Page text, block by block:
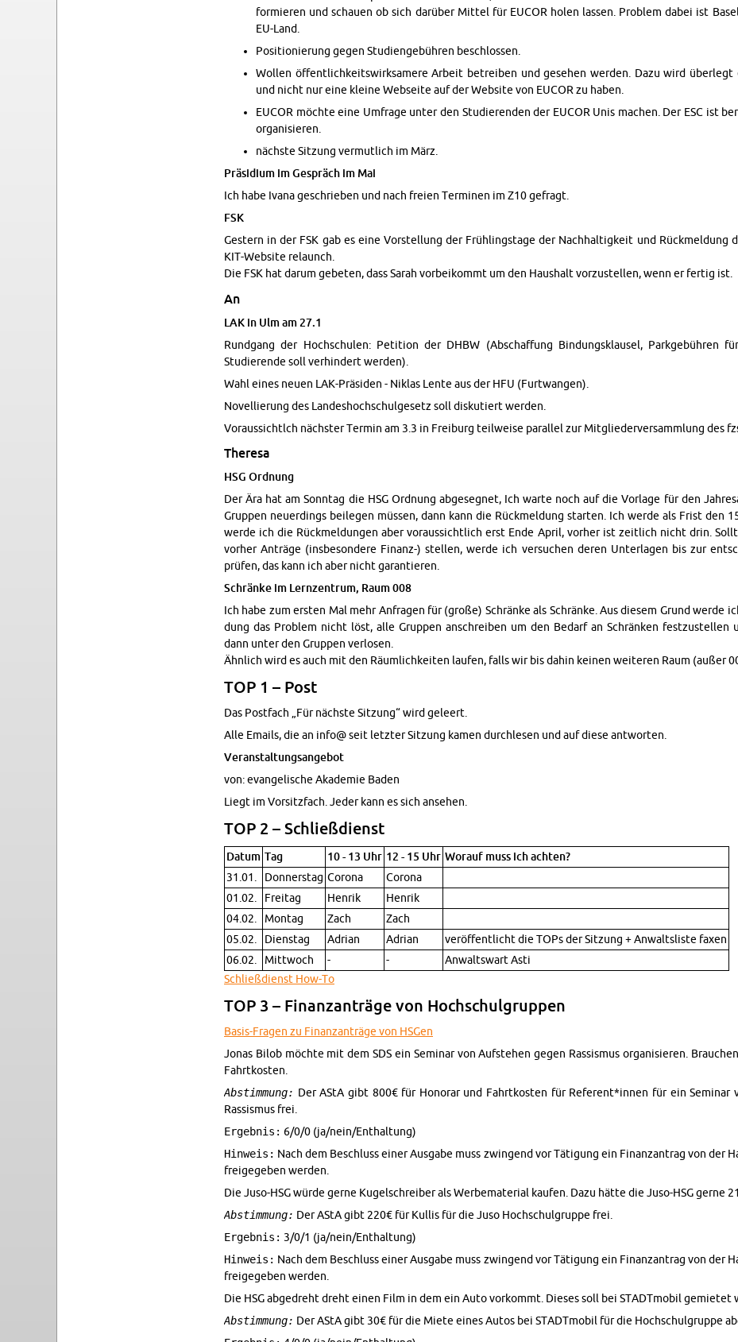
formieren und schauen ob sich darüber Mit­tel für EUCOR holen lassen. Prob­lem dabei ist
EU-Land.
Po­si­tion­ierung gegen Stu­di­engebühren beschlossen.
Wollen öffentlichkeitswirk­samere Ar­beit be­treiben und gese­hen wer­den. Dazu wird überlegt
und nicht nur eine kleine Web­seite auf der Web­site von EUCOR zu haben.
EUCOR möchte eine Um­frage unter den Studieren­den der EUCOR Unis machen. Der ESC ist
or­gan­isieren.
nächste Sitzung ver­mut­lich im März.
Präsid­ium im Gespräch im Mai
Ich habe Ivana geschrieben und nach freien Ter­mi­nen im Z10 gefragt.
FSK
Gestern in der FSK gab es eine Vorstel­lung der Frühlingstage der Nach­haltigkeit und Rück­mel­dung
KIT-Web­site re­launch.
Die FSK hat darum ge­beten, dass Sarah vor­beikommt um den Haushalt vorzustellen, wenn er fer­tig ist.
An
LAK in Ulm am 27.1
Rundgang der Hochschulen: Pe­ti­tion der DHBW (Ab­schaf­fung Bindungsklausel, Parkgebühren
Studierende soll ver­hin­dert wer­den).
Wahl eines neuen LAK-Präsiden - Niklas Lente aus der HFU (Furt­wan­gen).
Nov­el­lierung des Lan­deshochschulge­setz soll disku­tiert wer­den.
Vo­raus­sichtlch nächster Ter­min am 3.3 in Freiburg teil­weise par­al­lel zur Mit­gliederver­samm­lung des
Theresa
HSG Ord­nung
Der Ära hat am Son­ntag die HSG Ord­nung abge­seg­net, Ich warte noch auf die Vor­lage für den
Grup­pen neuerd­ings bei­le­gen müssen, dann kann die Rück­mel­dung starten. Ich werde als Frist den
werde ich die Rück­mel­dun­gen aber vo­raus­sichtlich erst Ende April, vorher ist zeitlich nicht drin.
vorher Anträge (ins­beson­dere Fi­nanz-) stellen, werde ich ver­suchen deren Un­ter­la­gen bis zur
prüfen, das kann ich aber nicht garantieren.
Schränke im Lernzen­trum, Raum 008
Ich habe zum er­sten Mal mehr An­fra­gen für (große) Schränke als Schränke. Aus diesem Grund werde
dung das Prob­lem nicht löst, alle Grup­pen an­schreiben um den Be­darf an Schränken festzustellen
dann unter den Grup­pen ver­losen.
Ähn­lich wird es auch mit den Räum­lichkeiten laufen, falls wir bis dahin keinen weit­eren Raum (außer
TOP 1 – Post
Das Post­fach „Für nächste Sitzung“ wird geleert.
Alle Emails, die an info@ seit let­zter Sitzung kamen durch­le­sen und auf diese antworten.
Ve­r­anstal­tungsange­bot
von: evan­ge­lis­che Akademie Baden
Liegt im Vor­sitz­fach. Jeder kann es sich anse­hen.
TOP 2 – Schließdi­enst
Datum Tag 10 - 13 Uhr 12 - 15 Uhr Worauf muss ich achten?
31.01.
Don­ner­stag Corona
Corona
01.02.
Fre­itag Hen­rik
Hen­rik
04.02.
Mon­tag Zach
Zach
05.02.
Di­en­stag Adrian Adrian
veröffentlicht die TOPs der Sitzung + An­walt­sliste faxen
06.02.
Mittwoch - -
An­waltswart Asti
Schließdi­enst How-To
TOP 3 – Fi­nan­zanträge von Hochschul­grup­pen
Ba­sis-Fra­gen zu Fi­nan­zanträge von HSGen
Jonas Bilob möchte mit dem SDS ein Sem­i­nar von Auf­ste­hen gegen Ras­sis­mus or­gan­isieren.
Fahrtkosten.
Abstimmung: Der AStA gibt 800€ für Hon­o­rar und Fahrtkosten für Ref­er­ent*innen für ein Sem­i­nar
Ras­sis­mus frei.
Ergebnis: 6/0/0 (ja/nein/En­thal­tung)
Hinweis: Nach dem Beschluss einer Aus­gabe muss zwin­gend vor Täti­gung ein Fi­nan­zantrag von der
freigegeben wer­den.
Die Juso-HSG würde gerne Kugelschreiber als Werbe­ma­te­r­ial kaufen. Dazu hätte die Juso-HSG gerne
Abstimmung: Der AStA gibt 220€ für Kullis für die Juso Hochschul­gruppe frei.
Ergebnis: 3/0/1 (ja/nein/En­thal­tung)
Hinweis: Nach dem Beschluss einer Aus­gabe muss zwin­gend vor Täti­gung ein Fi­nan­zantrag von der
freigegeben wer­den.
Die HSG abge­dreht dreht einen Film in dem ein Auto vorkommt. Dieses soll bei STADT­mo­bil gemietet
Abstimmung: Der AStA gibt 30€ für die Miete eines Autos bei STADT­mo­bil für die Hochschul­gruppe